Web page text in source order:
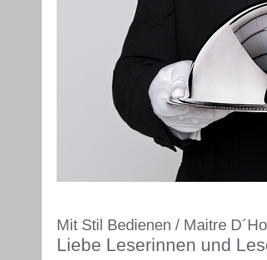
Mit Stil Bedienen / Maitre
Liebe Leserinnen und